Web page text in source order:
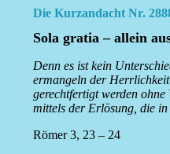
Die Kurzandacht Nr.
Sola gratia – allein
Denn es ist kein
ermangeln der Herrlichkeit
gerechtfertigt werden ohne
mittels der Erlösung, die in
Römer 3, 23 – 24